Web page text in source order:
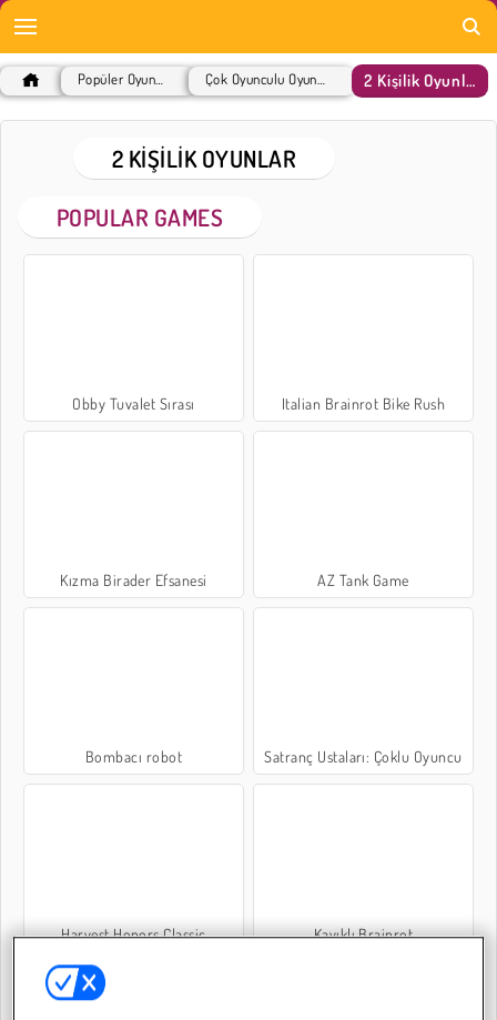
2 Kişilik Oyunlar
2 KIŞILIK OYUNLAR
POPULAR GAMES
Obby Tuvalet Sırası Italian Brainrot Bike Rush
Kızma Birader Efsanesi AZ Tank Game
Bombacı robot Satranç Ustaları: Çoklu Oyuncu
Harvest Honors Classic Kayıklı Brainrot